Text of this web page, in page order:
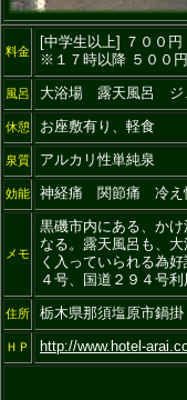
料金
[中学生以上] ７０
※１７時以降 ５００
風呂 大浴場 露天風呂 ジ
休憩 お座敷有り、軽食
泉質 アルカリ性単純泉
効能 神経痛 関節痛 冷
メモ
黒磯市内にある、か
なる。露天風呂も、
く入っていられる為
４号、国道２９４号利
住所 栃木県那須塩原市鍋掛
ＨＰ http://www.hotel-